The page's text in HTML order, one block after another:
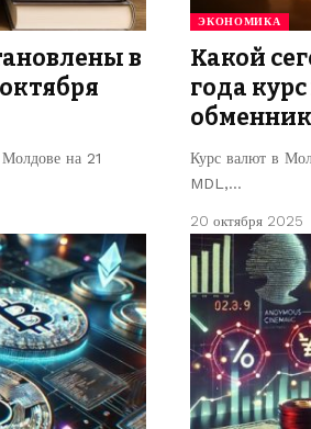
в
на 21
ЭКОНОМИКА
Какой
года
Курс валют в
MDL,…
20 октября 2025